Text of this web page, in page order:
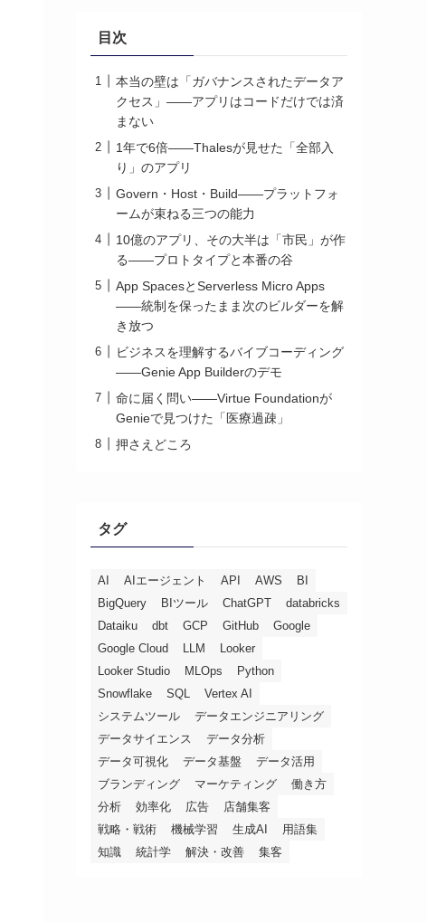
目次
本当の壁は「ガバナンスされたデータア
クセス」——アプリはコードだけでは済
まない
1年で6倍——Thalesが見せた「全部入
り」のアプリ
Govern・Host・Build——プラットフォ
ームが束ねる三つの能力
10億のアプリ、その大半は「市民」が作
る——プロトタイプと本番の谷
App SpacesとServerless Micro Apps
——統制を保ったまま次のビルダーを解
き放つ
ビジネスを理解するバイブコーディング
——Genie App Builderのデモ
命に届く問い——Virtue Foundationが
Genieで見つけた「医療過疎」
押さえどころ
タグ
AI AIエージェント API AWS
BI
BigQuery
BIツール ChatGPT
databricks
Dataiku
dbt GCP GitHub
Google
Google Cloud
LLM
Looker
Looker Studio
MLOps
Python
Snowflake
SQL
Vertex AI
システムツール
データエンジニアリング
データサイエンス
データ分析
データ可視化
データ基盤
データ活用
ブランディング
マーケティング
働き方
分析
効率化 広告
店舗集客
戦略・戦術
機械学習 生成AI
用語集
知識
統計学 解決・改善 集客